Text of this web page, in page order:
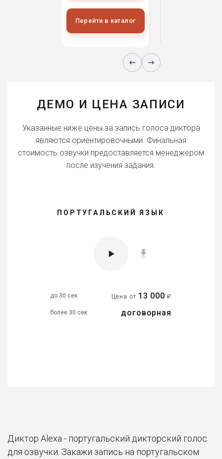
Перейти в каталог
ДЕМО И ЦЕНА ЗАПИСИ
Указанные ниже цены за запись голоса диктора
являются ориентировочными. Финальная
стоимость озвучки предоставляется менеджером
после изучения задания.
ПОРТУГАЛЬСКИЙ ЯЗЫК
до 30 сек Цена от 13 000 ₽
более 30 сек договорная
Диктор Alexa - португальский дикторский голос
для озвучки. Закажи запись на португальском